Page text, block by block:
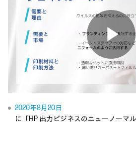
2020年8月20日
に「HP 出力ビジネスのニューノーマ